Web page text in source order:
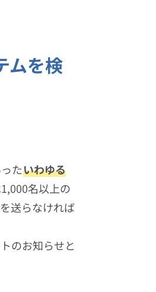
ムを検
たいわゆる
名以上の
送らなければ
のお知らせと